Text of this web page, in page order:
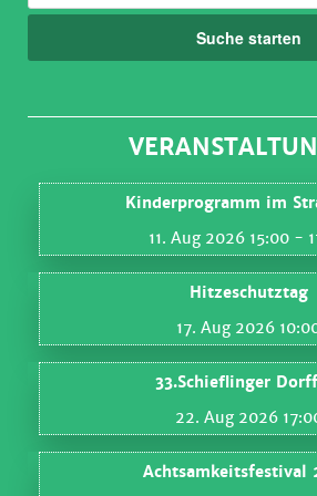
Suche starten
Kinderprogramm im
11. Aug 2026 15:00 -
Hitzeschutztag
17. Aug 2026
33.Schieflinger
22. Aug 2026
Achtsamkeitsfestival